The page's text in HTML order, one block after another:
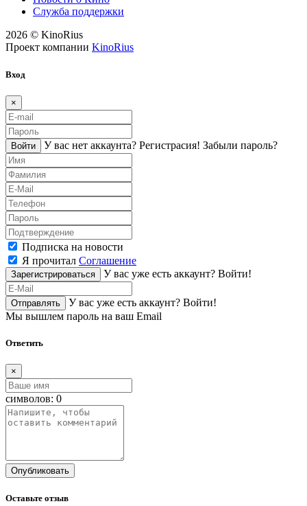
Служба поддержки
2026 © KinoRius
Проект компании KinoRius
Вход
×
Войти У вас нет аккаунта? Регистраcия! Забыли пароль?
Подписка на новости
Я прочитал Соглашение
Зарегистрироваться У вас уже есть аккаунт? Войти!
Отправлять У вас уже есть аккаунт? Войти!
Мы вышлем пароль на ваш Email
Ответить
×
символов: 0
Опубликовать
Оставьте отзыв